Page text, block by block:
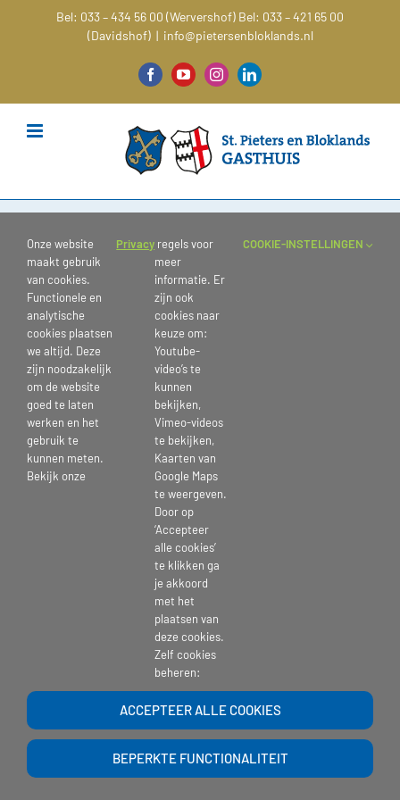
Bel: 033 – 434 56 00 (Wervershof) Bel: 033 – 421 65 00
(Davidshof) | info@pietersenbloklands.nl
FacebookYouTubeInstagramLinkedIn
Copyright 2017 | St. Pieters en Bloklands Gasthuis |
by >Ontwerpgroep Lale
Onze website
maakt gebruik
van cookies.
Functionele en
analytische
cookies plaatsen
we altijd. Deze
zijn noodzakelijk
om de website
goed te laten
werken en het
gebruik te
kunnen meten.
Bekijk onze
Privacy regels voor
meer
informatie. Er
zijn ook
cookies naar
keuze om:
Youtube-
video’s te
kunnen
bekijken,
Vimeo-videos
te bekijken,
Kaarten van
Google Maps
te weergeven.
Door op
‘Accepteer
alle cookies’
te klikken ga
je akkoord
met het
plaatsen van
deze cookies.
Zelf cookies
beheren:
COOKIE-INSTELLINGEN
ACCEPTEER ALLE COOKIES
BEPERKTE FUNCTIONALITEIT